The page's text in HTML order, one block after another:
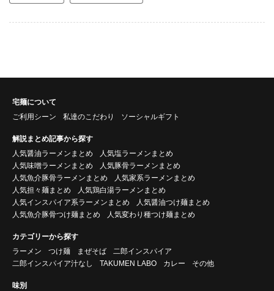
宅麺について
ご利用シーン
私達のこだわり ソーシャルギフト
解説まとめ記事から探す
人気醤油ラーメンまとめ
人気塩ラーメンまとめ
人気味噌ラーメンまとめ
人気豚骨ラーメンまとめ
人気魚介豚骨ラーメンまとめ
人気家系ラーメンまとめ
人気担々麺まとめ
人気鶏白湯ラーメンまとめ
人気インスパイア系ラーメンまとめ
人気醤油つけ麺まとめ
人気魚介豚骨つけ麺まとめ
人気変わり種つけ麺まとめ
カテゴリーから探す
ラーメン
つけ麺 まぜそば
二郎インスパイア
二郎インスパイア汁なし
TAKUMEN LABO カレー その他
味別